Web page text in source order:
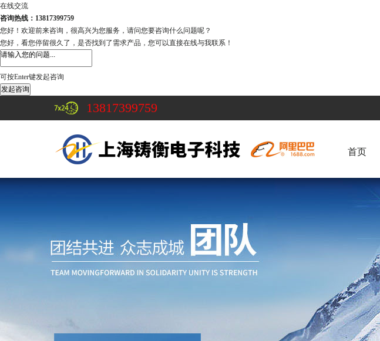
在线交流
咨询热线：13817399759
您好！欢迎前来咨询，很高兴为您服务，请问您要咨询什么问题呢？
您好，看您停留很久了，是否找到了需求产品，您可以直接在线与我联系！
可按Enter键发起咨询
发起咨询
13817399759
首页